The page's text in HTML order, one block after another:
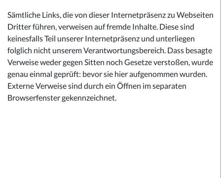
Sämtliche Links, die von dieser Internetpräsenz zu Webseiten
Dritter führen, verweisen auf fremde Inhalte. Diese sind
keinesfalls Teil unserer Internetpräsenz und unterliegen
folglich nicht unserem Verantwortungsbereich. Dass besagte
Verweise weder gegen Sitten noch Gesetze verstoßen, wurde
genau einmal geprüft: bevor sie hier aufgenommen wurden.
Externe Verweise sind durch ein Öffnen im separaten
Browserfenster gekennzeichnet.